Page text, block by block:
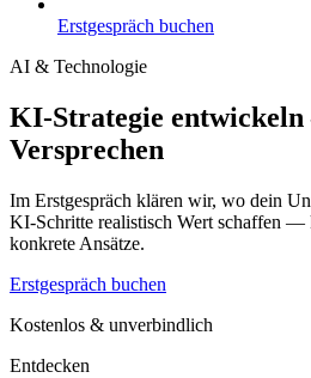
Erstgespräch buchen
AI & Technologie
KI-Strategie
Versprechen
Im Erstgespräch klären wir, wo dein
KI-Schritte realistisch Wert schaffen —
konkrete Ansätze.
Erstgespräch buchen
Kostenlos & unverbindlich
Entdecken